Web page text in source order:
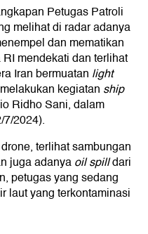
Petugas Patroli
melihat di radar adanya
dan mematikan
mendekati dan terlihat
Iran bermuatan light
kegiatan ship
Ridho Sani, dalam
2024).
terlihat sambungan
juga adanyaoil spilldari
petugas yang sedang
laut yang terkontaminasi